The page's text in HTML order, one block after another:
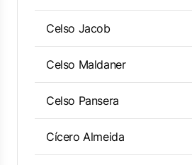
Celso Jacob
Celso Maldaner
Celso Pansera
Cícero Almeida